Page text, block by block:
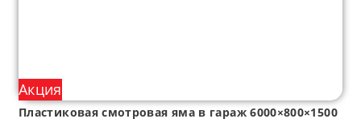
Акция
Пластиковая смотровая яма в гараж 6000×800×1500